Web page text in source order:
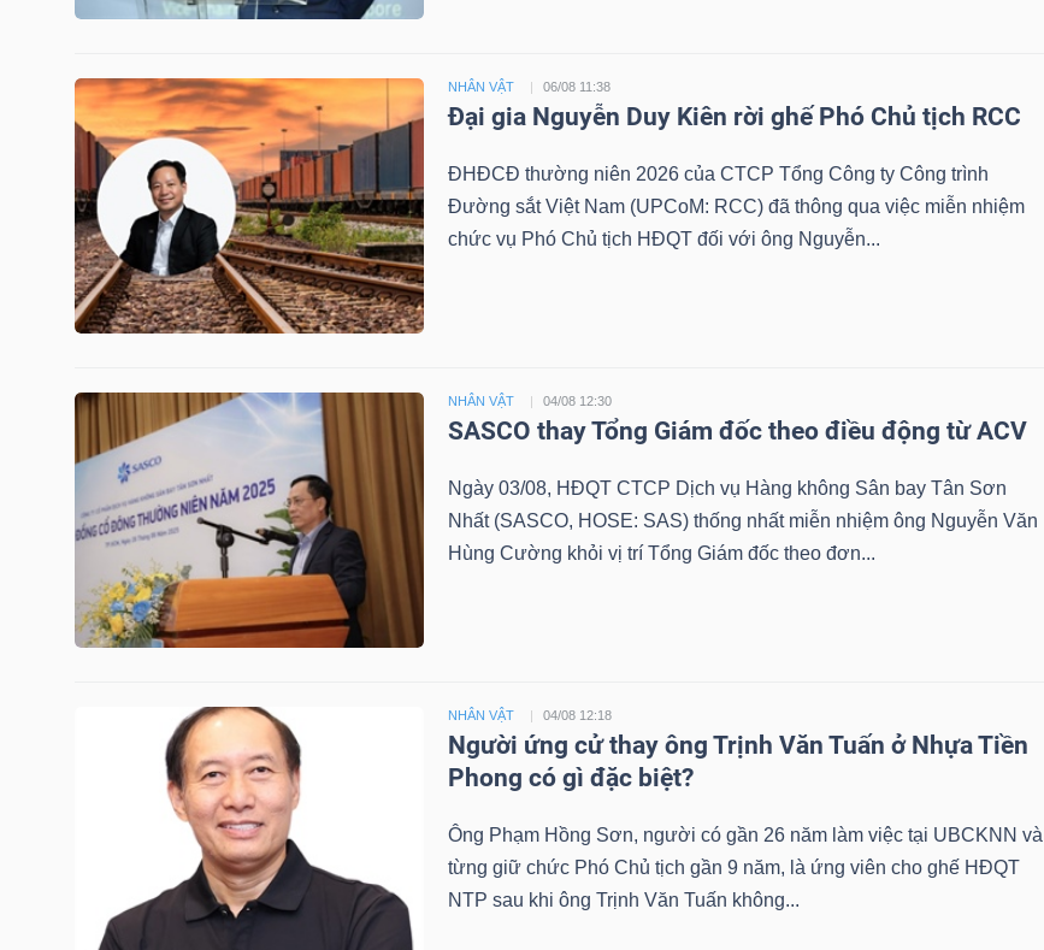
NHÂN VẬT 06/08 11:38
Đại gia Nguyễn Duy Kiên rời ghế Phó Chủ tịch RCC
ĐHĐCĐ thường niên 2026 của CTCP Tổng Công ty Công trình
Đường sắt Việt Nam (UPCoM: RCC) đã thông qua việc miễn nhiệm
chức vụ Phó Chủ tịch HĐQT đối với ông Nguyễn...
NHÂN VẬT 04/08 12:30
SASCO thay Tổng Giám đốc theo điều động từ ACV
Ngày 03/08, HĐQT CTCP Dịch vụ Hàng không Sân bay Tân Sơn
Nhất (SASCO, HOSE: SAS) thống nhất miễn nhiệm ông Nguyễn Văn
Hùng Cường khỏi vị trí Tổng Giám đốc theo đơn...
NHÂN VẬT 04/08 12:18
Người ứng cử thay ông Trịnh Văn Tuấn ở Nhựa Tiền
Phong có gì đặc biệt?
Ông Phạm Hồng Sơn, người có gần 26 năm làm việc tại UBCKNN và
từng giữ chức Phó Chủ tịch gần 9 năm, là ứng viên cho ghế HĐQT
NTP sau khi ông Trịnh Văn Tuấn không...
SECTOR
NĂNG
LƯỢNG
NGUYÊN
VẬT
CÔNG